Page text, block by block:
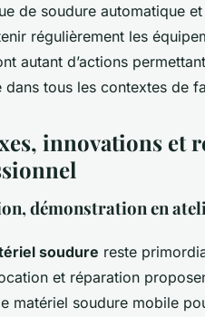
de soudure automatique
régulièrement les
autant d’actions
dans tous les contextes de
innovations et
démonstration en
soudure reste
et réparation
matériel soudure mobile